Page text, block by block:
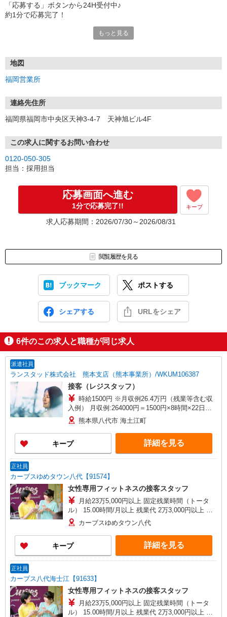
「応募する」ボタンから24H受付中♪
約1分で応募完了！
①応募から3営業日を目安に、メールorお電話でご連絡します。
★スマホでWEB面接（LINEなど）・出張面接・事務所面接と選べま
す
③面接実施（履歴書不要）
※ご希望があれば、職場見学の調整もOKです！
お気軽にご応募ください♪
もっと見る
地図
福岡営業所
連絡先住所
福岡県福岡市中央区天神3-4-7 天神旭ビル4F
この求人に関するお問い合わせ
0120-050-305
担当：採用担当
応募画面へ進む
1分で応募完了!! キープ
求人応募期間：2026/07/30～2026/08/31
閲覧履歴を見る
ブックマーク ポストする
シェアする URLをシェア
6件のこの求人と職種が同じ求人
派遣社員
ランスタッド株式会社 熊本支店（熊本事業所）/WKUM106387
接客（レジスタッフ）
時給1500円 ※月収例26.4万円（残業等含む収
入例） 月収例:264000円＝1500円×8時間×22日勤
務の場合＋交通費別途支給 ※交通費実費支給／当
社規定あり。月上限4万円（規定あり） 研修時給
1500円 ※就業開始後はOJTにて、実際の作業を行
いながらの教育があります
熊本県八代市 海土江町
キープ 詳細を見る
正社員
カーブスゆめタウン八代【91574】
女性専用フィットネスの接客スタッフ
月給23万5,000円以上 固定残業時間（トータ
ル） 15.00時間/月以上 残業代 2万3,000円以上 研
修中 月給22万円以上(研修期間3ヶ月) 研修中 固定
残業時間（トータル） 15.00時間/月以上 研修中
残業代 2万3,000円以上
カーブスゆめタウン八代
キープ 詳細を見る
正社員
カーブス八代海士江【91633】
女性専用フィットネスの接客スタッフ
月給23万5,000円以上 固定残業時間（トータ
ル） 15.00時間/月以上 残業代 2万3,000円以上 研